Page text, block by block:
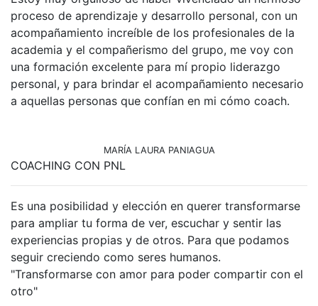
proceso de aprendizaje y desarrollo personal, con un
acompañamiento increíble de los profesionales de la
academia y el compañerismo del grupo, me voy con
una formación excelente para mí propio liderazgo
personal, y para brindar el acompañamiento necesario
a aquellas personas que confían en mi cómo coach.
MARÍA LAURA PANIAGUA
COACHING CON PNL
Es una posibilidad y elección en querer transformarse
para ampliar tu forma de ver, escuchar y sentir las
experiencias propias y de otros. Para que podamos
seguir creciendo como seres humanos.
"Transformarse con amor para poder compartir con el
otro"